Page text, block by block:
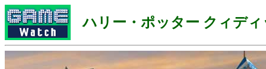
ハリー・ポッター クィデ